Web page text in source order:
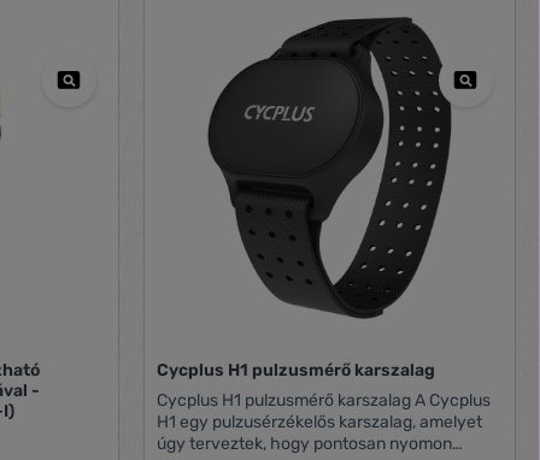
-
I)
Cycplus H1 pulzusmérő karszalag
Cycplus H1 pulzusmérő karszalag A Cycplus
H1 egy pulzusérzékelős karszalag, amelyet
úgy terveztek, hogy pontosan nyomon